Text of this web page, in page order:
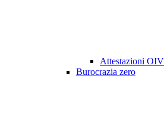
Attestazioni
Burocrazia zero